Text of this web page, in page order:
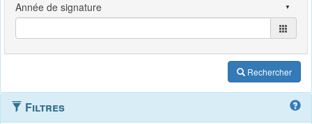
Rechercher
Filtres